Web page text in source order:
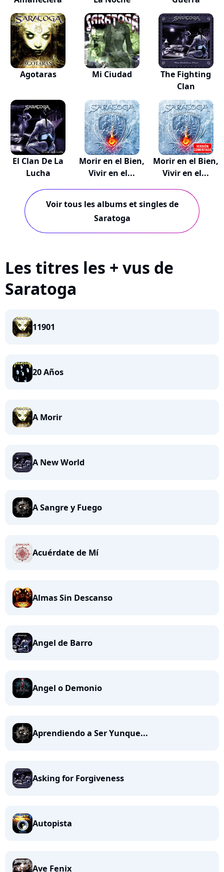
Agotaras Mi Ciudad
The Fighting
Clan
El Clan De La
Lucha
Morir en el Bien,
Vivir en el...
Morir en el Bien,
Vivir en el...
Voir tous les albums et singles de
Saratoga
Les titres les + vus de
Saratoga
11901
20 Años
A Morir
A New World
A Sangre y Fuego
Acuérdate de Mí
Almas Sin Descanso
Angel de Barro
Angel o Demonio
Aprendiendo a Ser Yunque...
Asking for Forgiveness
Autopista
Ave Fenix